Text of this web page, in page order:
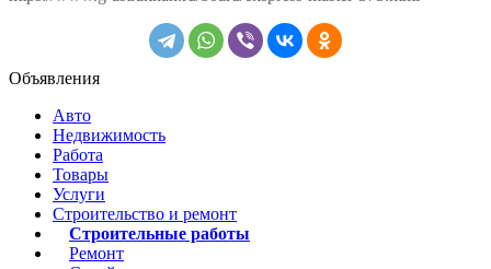
Объявления
Авто
Недвижимость
Работа
Товары
Услуги
Строительство и ремонт
Строительные работы
Ремонт